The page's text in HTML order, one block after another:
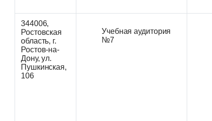
344006,
Ростовская
область, г.
Ростов-на-
Дону, ул.
Пушкинская,
106
Учебная аудитория
№7